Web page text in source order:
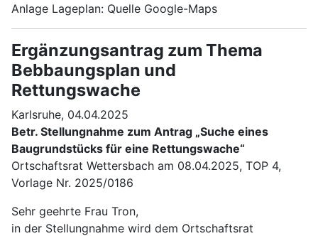
Anlage Lageplan: Quelle Google-Maps
Ergänzungsantrag zum Thema
Bebbaungsplan und
Rettungswache
Karlsruhe, 04.04.2025
Betr. Stellungnahme zum Antrag „Suche eines
Baugrundstücks für eine Rettungswache“
Ortschaftsrat Wettersbach am 08.04.2025, TOP 4,
Vorlage Nr. 2025/0186
Sehr geehrte Frau Tron,
in der Stellungnahme wird dem Ortschaftsrat